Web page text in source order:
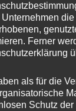
sich
als
und vieles
taucht ein
selbst
genau
Unternehmen
Ferner
als für die
Schutz